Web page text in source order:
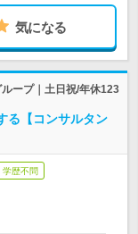
気になる
ープ｜土日祝/年休123
る【コンサルタン
学歴不問